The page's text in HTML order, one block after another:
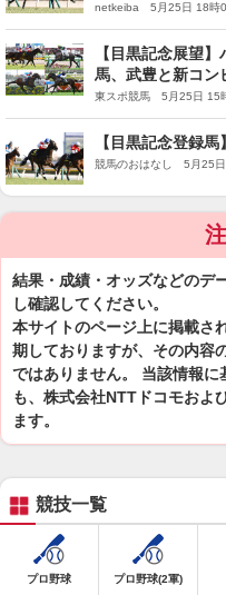
netkeiba 5月25日 18時
【目黒記念展望
馬、武豊と新コン
東スポ競馬 5月25日 15
【目黒記念登録
競馬のおはなし 5月25
結果・成績・オッズなどのデ
し確認してください。
本サイトのページ上に掲載さ
期しておりますが、その内容
ではありません。 当該情報
も、株式会社NTTドコモおよ
ます。
競技一覧
プロ野球 プロ野球(2軍)